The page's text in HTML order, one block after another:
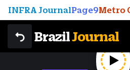
INFRA JournalPage9Metro
BrazilJournal